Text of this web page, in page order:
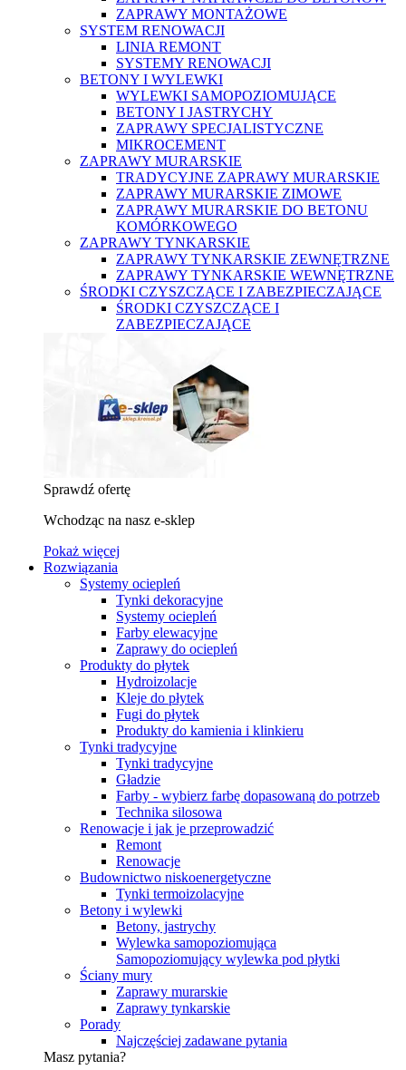
ZAPRAWY MONTAŻOWE
SYSTEM RENOWACJI
LINIA REMONT
SYSTEMY RENOWACJI
BETONY I WYLEWKI
WYLEWKI SAMOPOZIOMUJĄCE
BETONY I JASTRYCHY
ZAPRAWY SPECJALISTYCZNE
MIKROCEMENT
ZAPRAWY MURARSKIE
TRADYCYJNE ZAPRAWY MURARSKIE
ZAPRAWY MURARSKIE ZIMOWE
ZAPRAWY MURARSKIE DO BETONU
KOMÓRKOWEGO
ZAPRAWY TYNKARSKIE
ZAPRAWY TYNKARSKIE ZEWNĘTRZNE
ZAPRAWY TYNKARSKIE WEWNĘTRZNE
ŚRODKI CZYSZCZĄCE I ZABEZPIECZAJĄCE
ŚRODKI CZYSZCZĄCE I
ZABEZPIECZAJĄCE
Sprawdź ofertę
Wchodząc na nasz e-sklep
Pokaż więcej
Rozwiązania
Systemy ociepleń
Tynki dekoracyjne
Systemy ociepleń
Farby elewacyjne
Zaprawy do ociepleń
Produkty do płytek
Hydroizolacje
Kleje do płytek
Fugi do płytek
Produkty do kamienia i klinkieru
Tynki tradycyjne
Tynki tradycyjne
Gładzie
Farby - wybierz farbę dopasowaną do potrzeb
Technika silosowa
Renowacje i jak je przeprowadzić
Remont
Renowacje
Budownictwo niskoenergetyczne
Tynki termoizolacyjne
Betony i wylewki
Betony, jastrychy
Wylewka samopoziomująca
Samopoziomujący wylewka pod płytki
Ściany mury
Zaprawy murarskie
Zaprawy tynkarskie
Porady
Najczęściej zadawane pytania
Masz pytania?